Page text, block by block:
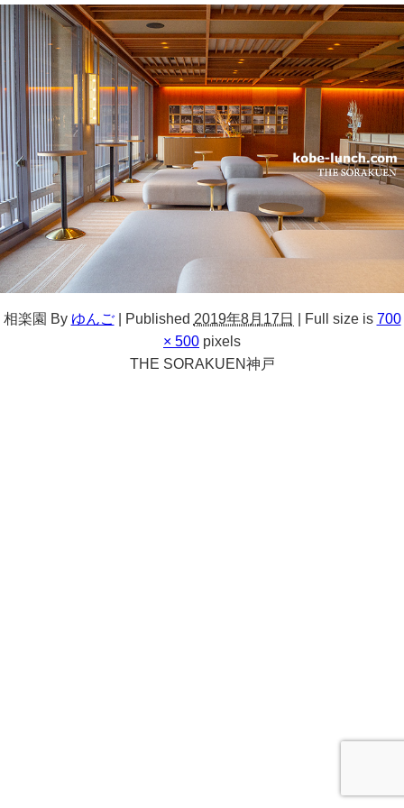
相楽園 By ゆんご Published 2019年8月17日 Full size is 700
× 500 pixels
THE SORAKUEN神戸